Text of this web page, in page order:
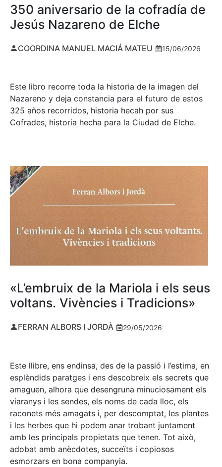
350 aniversario de la cofradía de
Jesús Nazareno de Elche
COORDINA MANUEL MACIÁ MATEU 15/06/2026
Este libro recorre toda la historia de la imagen del
Nazareno y deja constancia para el futuro de estos
325 años recorridos, historia hecah por sus
Cofrades, historia hecha para la Ciudad de Elche.
«L’embruix de la Mariola i els seus
voltans. Vivències i Tradicions»
FERRAN ALBORS I JORDÀ 29/05/2026
Este llibre, ens endinsa, des de la passió i l’estima, en
esplèndids paratges i ens descobreix els secrets que
amaguen, alhora que desengruna minuciosament els
viaranys i les sendes, els noms de cada lloc, els
raconets més amagats i, per descomptat, les plantes
i les herbes que hi podem anar trobant juntament
amb les principals propietats que tenen. Tot això,
adobat amb anècdotes, succeïts i copiosos
esmorzars en bona companyia.